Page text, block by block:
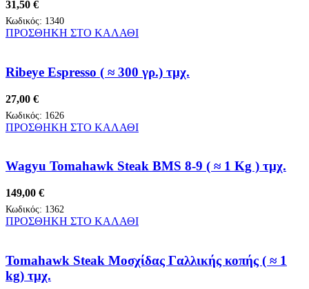
31,50 €
Κωδικός: 1340
ΠΡΟΣΘΗΚΗ ΣΤΟ ΚΑΛΑΘΙ
Ribeye Espresso ( ≈ 300 γρ.) τμχ.
27,00 €
Κωδικός: 1626
ΠΡΟΣΘΗΚΗ ΣΤΟ ΚΑΛΑΘΙ
Wagyu Tomahawk Steak BMS 8-9 ( ≈ 1 Kg ) τμχ.
149,00 €
Κωδικός: 1362
ΠΡΟΣΘΗΚΗ ΣΤΟ ΚΑΛΑΘΙ
Tomahawk Steak Μοσχίδας Γαλλικής κοπής ( ≈ 1
kg) τμχ.